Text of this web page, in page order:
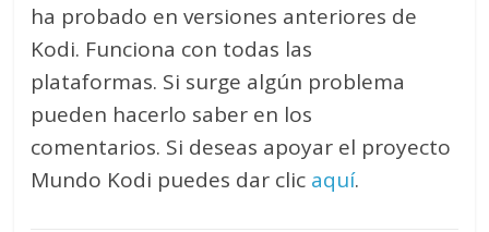
ha probado en versiones anteriores de
Kodi. Funciona con todas las
plataformas. Si surge algún problema
pueden hacerlo saber en los
comentarios. Si deseas apoyar el proyecto
Mundo Kodi puedes dar clic aquí.